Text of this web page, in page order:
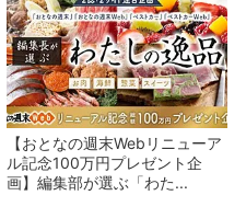
【おとなの週末Webリニューア
ル記念100万円プレゼント企
画】編集部が選ぶ「わた...